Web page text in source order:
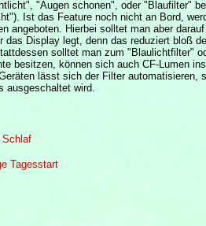
"Augen schonen", oder "Blaufilter"
Ist das Feature noch nicht an Bord,
angeboten. Hierbei solltet man aber
das Display legt, denn das reduziert bloß
solltet man zum "Blaulichtfilter"
besitzen, können sich auch CF-Lumen
lässt sich der Filter
ausgeschaltet wird.
Schlaf
Tagesstart